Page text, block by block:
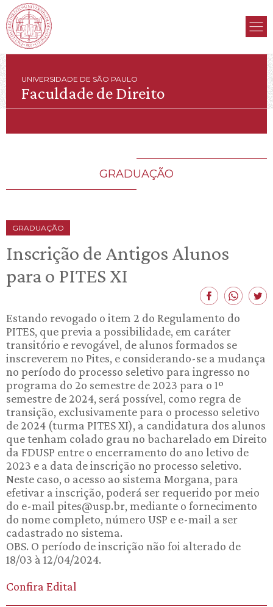
UNIVERSIDADE DE SÃO PAULO
Faculdade de Direito
GRADUAÇÃO
GRADUAÇÃO
Inscrição de Antigos Alunos
para o PITES XI
Estando revogado o item 2 do Regulamento do
PITES, que previa a possibilidade, em caráter
transitório e revogável, de alunos formados se
inscreverem no Pites, e considerando-se a mudança
no período do processo seletivo para ingresso no
programa do 2o semestre de 2023 para o 1º
semestre de 2024, será possível, como regra de
transição, exclusivamente para o processo seletivo
de 2024 (turma PITES XI), a candidatura dos alunos
que tenham colado grau no bacharelado em Direito
da FDUSP entre o encerramento do ano letivo de
2023 e a data de inscrição no processo seletivo.
Neste caso, o acesso ao sistema Morgana, para
efetivar a inscrição, poderá ser requerido por meio
do e-mail pites@usp.br, mediante o fornecimento
do nome completo, número USP e e-mail a ser
cadastrado no sistema.
OBS. O período de inscrição não foi alterado de
18/03 à 12/04/2024.
Confira Edital